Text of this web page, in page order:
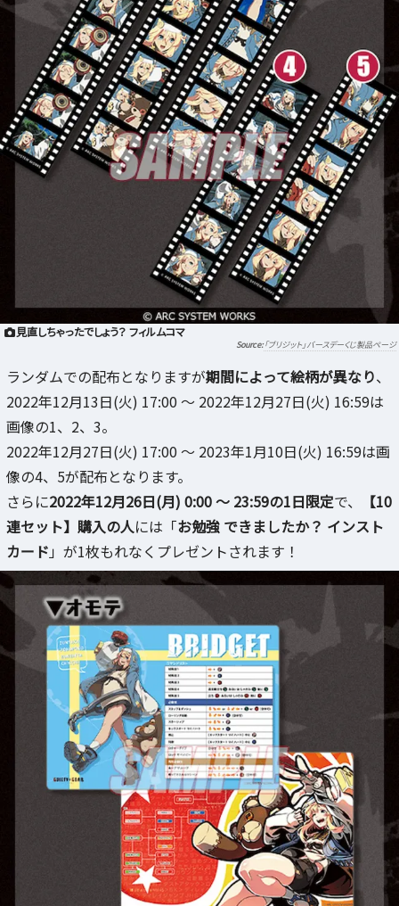
見直しちゃったでしょう？ フィルムコマ
「ブリジット」バースデーくじ製品ページ
ランダムでの配布となりますが期間によって絵柄が異なり、
2022年12月13日(火) 17:00 ～ 2022年12月27日(火) 16:59は
画像の1、2、3。
2022年12月27日(火) 17:00 ～ 2023年1月10日(火) 16:59は画
像の4、5が配布となります。
さらに2022年12月26日(月) 0:00 ～ 23:59の1日限定で、
【10
連セット】購入の人には「お勉強 できましたか？ インスト
カード 」が1枚もれなくプレゼントされます！